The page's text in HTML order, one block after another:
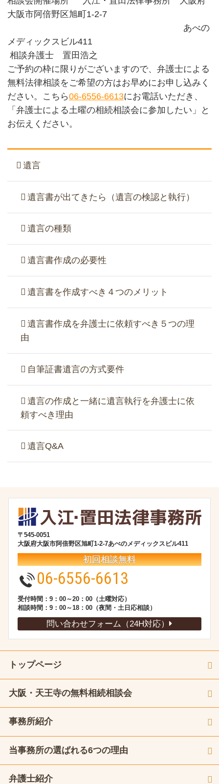
大阪市阿倍野区旭町1-2-7
あべの
メディックスビル411
相談弁護士 置田浩之
ご予約の枠に限りがございますので、弁護士による
無料法律相談をご希望の方はお早めにお申し込みく
ださい。こちら06-6556-6613にお電話いただき、
「弁護士による土曜の相続相談会に参加したい」と
お伝えください。
遺言
遺言書が出てきたら（遺言の検認と執行）
遺言の種類
遺言書作成の必要性
遺言書を作成すべき４つのメリット
遺言書作成を弁護士に依頼すべき５つの理
由
自筆証書遺言の方式要件
遺言の作成と一緒に遺言執行を弁護士に依
頼すべき理由
遺言Q&A
〒545-0051
大阪府大阪市阿倍野区旭町1-2-7あべのメディックスビル411
初回相談無料
06-6556-6613
受付時間：9：00～20：00（土曜対応）
相談時間：9：00～18：00（夜間・土日応相談）
問い合わせフォーム（24H対応）
トップページ
大阪・天王寺の無料相続相談会
事務所紹介
当事務所の選ばれる6つの理由
弁護士紹介